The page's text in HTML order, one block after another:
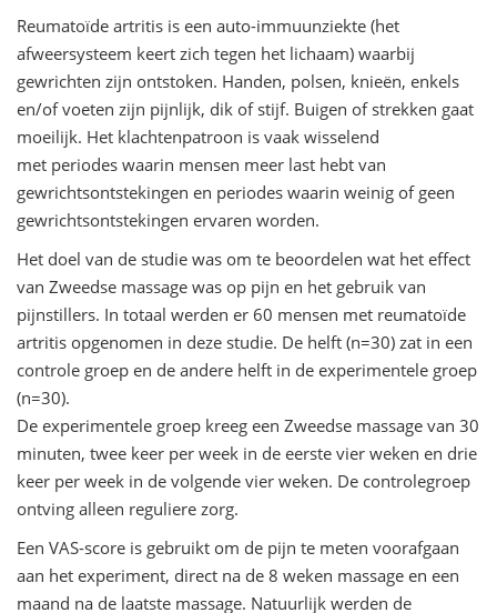
Reumatoïde artritis is een auto-immuunziekte (het
afweersysteem keert zich tegen het lichaam) waarbij
gewrichten zijn ontstoken. Handen, polsen, knieën, enkels
en/of voeten zijn pijnlijk, dik of stijf. Buigen of strekken gaat
moeilijk. Het klachtenpatroon is vaak wisselend
met periodes waarin mensen meer last hebt van
gewrichtsontstekingen en periodes waarin weinig of geen
gewrichtsontstekingen ervaren worden.
Het doel van de studie was om te beoordelen wat het effect
van Zweedse massage was op pijn en het gebruik van
pijnstillers. In totaal werden er 60 mensen met reumatoïde
artritis opgenomen in deze studie. De helft (n=30) zat in een
controle groep en de andere helft in de experimentele groep
(n=30).
De experimentele groep kreeg een Zweedse massage van 30
minuten, twee keer per week in de eerste vier weken en drie
keer per week in de volgende vier weken. De controlegroep
ontving alleen reguliere zorg.
Een VAS-score is gebruikt om de pijn te meten voorafgaan
aan het experiment, direct na de 8 weken massage en een
maand na de laatste massage. Natuurlijk werden de